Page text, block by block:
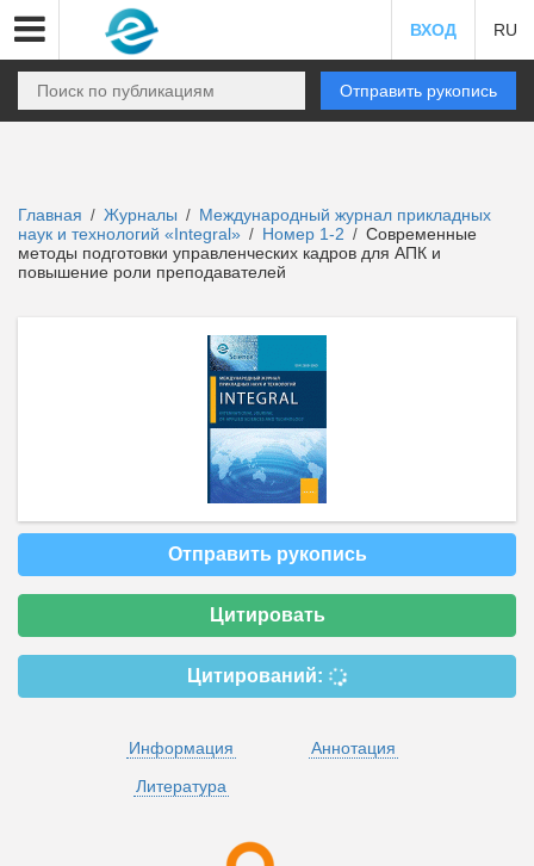
ВХОД RU
Отправить рукопись
Главная / Журналы / Международный журнал прикладных
наук и технологий «Integral» / Номер 1-2 / Современные
методы подготовки управленческих кадров для АПК и
повышение роли преподавателей
Отправить рукопись
Цитировать
Цитирований:
Информация
Аннотация
Литература